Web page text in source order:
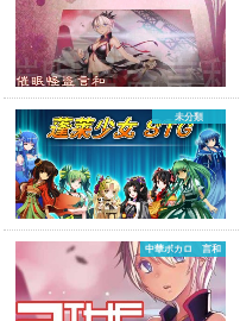
未分類
中華ボカロ 言和